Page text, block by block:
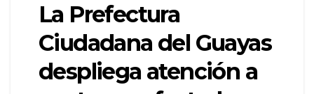
La Prefectura
Ciudadana del Guayas
despliega atención a